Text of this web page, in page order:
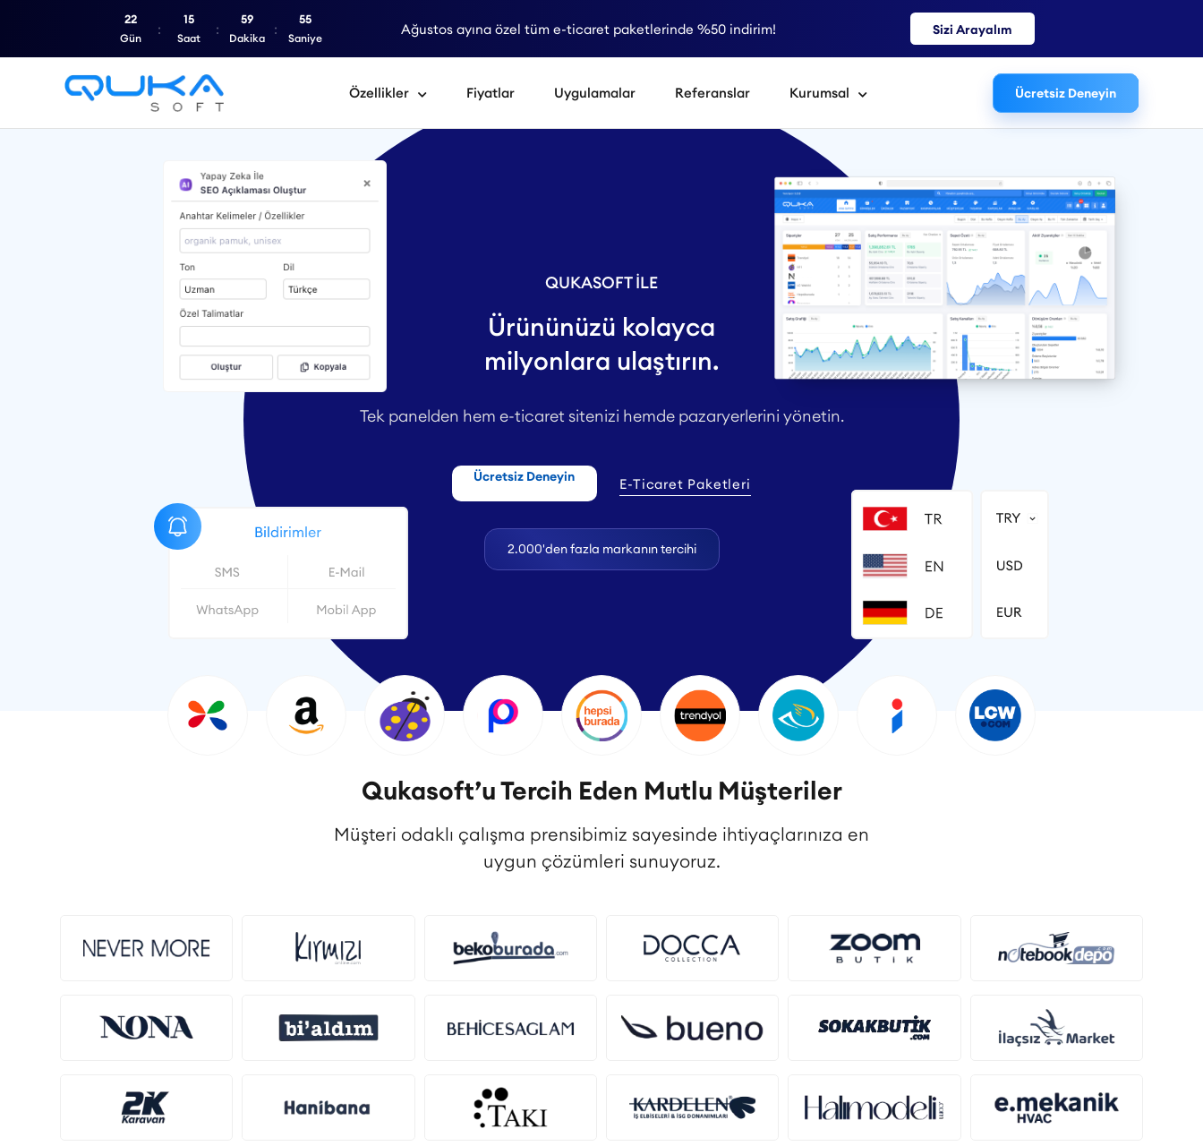
Ağustos ayına özel tüm e-ticaret paketlerinde %50 indirim! Sizi Arayalım
22
Gün
15
Saat
59
Dakika
53
Saniye
Özellikler Fiyatlar Uygulamalar Referanslar Kurumsal Ücretsiz Deneyin
QUKASOFT İLE
Ürününüzü kolayca
milyonlara ulaştırın.
Tek panelden hem e-ticaret sitenizi hemde pazaryerlerini yönetin.
Ücretsiz Deneyin E-Ticaret Paketleri
2.000'den fazla markanın tercihi
Qukasoft’u Tercih Eden Mutlu Müşteriler
Müşteri odaklı çalışma prensibimiz sayesinde ihtiyaçlarınıza en
uygun çözümleri sunuyoruz.